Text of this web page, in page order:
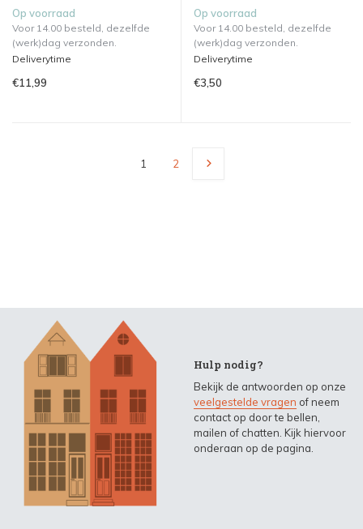
Op voorraad
Voor 14.00 besteld, dezelfde
(werk)dag verzonden.
Deliverytime
€11,99
Op voorraad
Voor 14.00 besteld, dezelfde
(werk)dag verzonden.
Deliverytime
€3,50
1 2
Hulp nodig?
Bekijk de antwoorden op onze
veelgestelde vragen of neem
contact op door te bellen,
mailen of chatten. Kijk hiervoor
onderaan op de pagina.